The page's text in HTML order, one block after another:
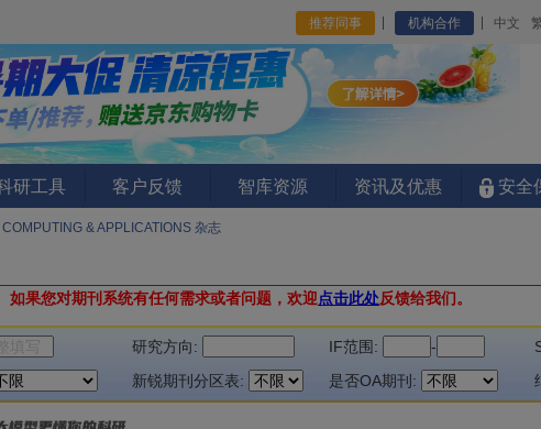
推荐同事 机构合作 中文
研工具 客户反馈 智库资源 资讯及优惠 安全
& APPLICATIONS 杂志
如果您对期刊系统有任何需求或者问题，欢迎点击此处反馈给我们。
研究方向: IF范围: -
新锐期刊分区表: 是否OA期刊: